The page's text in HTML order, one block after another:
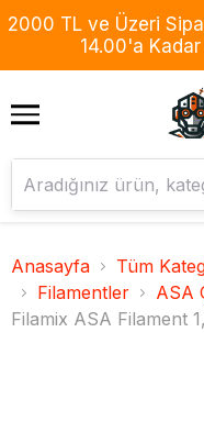
2000 TL ve Üzeri
14.00'a Kadar
Anasayfa Tüm
Filamentler
ASA
Filamix ASA Filament